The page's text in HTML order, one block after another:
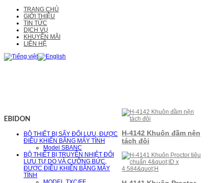
TRANG CHỦ
GIỚI THIỆU
TIN TỨC
DỊCH VỤ
KHUYẾN MÃI
LIÊN HỆ
EBIDON
BỘ THIẾT BỊ SẤY ĐỐI LƯU, ĐƯỢC
ĐIỀU KHIỂN BẰNG MÁY TÍNH
Model SBANC
BỘ THIẾT BỊ TRUYỀN NHIỆT ĐỐI
LƯU TỰ DO VÀ CƯỠNG BỨC,
ĐƯỢC ĐIỀU KHIỂN BẰNG MÁY
TÍNH
H-4142 Khuôn đầm nện
tách đôi